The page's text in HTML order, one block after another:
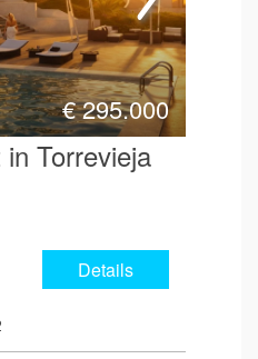
€295.000
Torrevieja
Details